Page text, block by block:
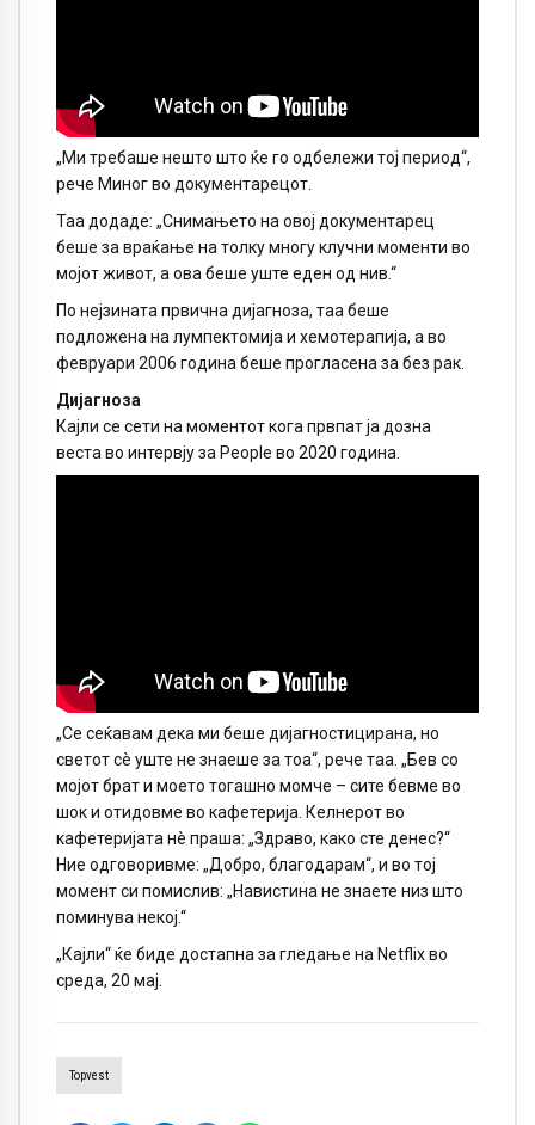
„Ми требаше нешто што ќе го одбележи тој период“,
рече Миног во документарецот.
Таа додаде: „Снимањето на овој документарец
беше за враќање на толку многу клучни моменти во
мојот живот, а ова беше уште еден од нив.“
По нејзината првична дијагноза, таа беше
подложена на лумпектомија и хемотерапија, а во
февруари 2006 година беше прогласена за без рак.
Дијагноза
Кајли се сети на моментот кога првпат ја дозна
веста во интервју за People во 2020 година.
„Се сеќавам дека ми беше дијагностицирана, но
светот сè уште не знаеше за тоа“, рече таа. „Бев со
мојот брат и моето тогашно момче – сите бевме во
шок и отидовме во кафетерија. Келнерот во
кафетеријата нè праша: „Здраво, како сте денес?“
Ние одговоривме: „Добро, благодарам“, и во тој
момент си помислив: „Навистина не знаете низ што
поминува некој.“
„Кајли“ ќе биде достапна за гледање на Netflix во
среда, 20 мај.
Topvest